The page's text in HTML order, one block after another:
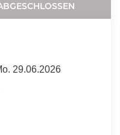
29.06.2026